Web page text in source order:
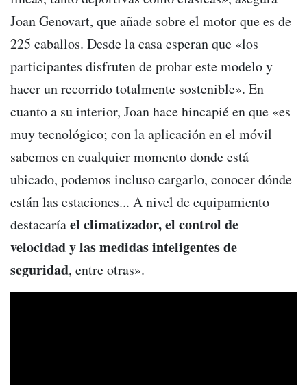
Joan Genovart, que añade sobre el motor que es de
225 caballos. Desde la casa esperan que «los
participantes disfruten de probar este modelo y
hacer un recorrido totalmente sostenible». En
cuanto a su interior, Joan hace hincapié en que «es
muy tecnológico; con la aplicación en el móvil
sabemos en cualquier momento donde está
ubicado, podemos incluso cargarlo, conocer dónde
están las estaciones... A nivel de equipamiento
destacaríael climatizador, el control de
velocidad y las medidas inteligentes de
seguridad, entre otras».